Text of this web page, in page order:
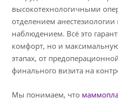
высокотехнологичными
отделением
наблюдением. Всё это
комфорт, но и
этапах, от
финального визита на
Мы понимаем, что